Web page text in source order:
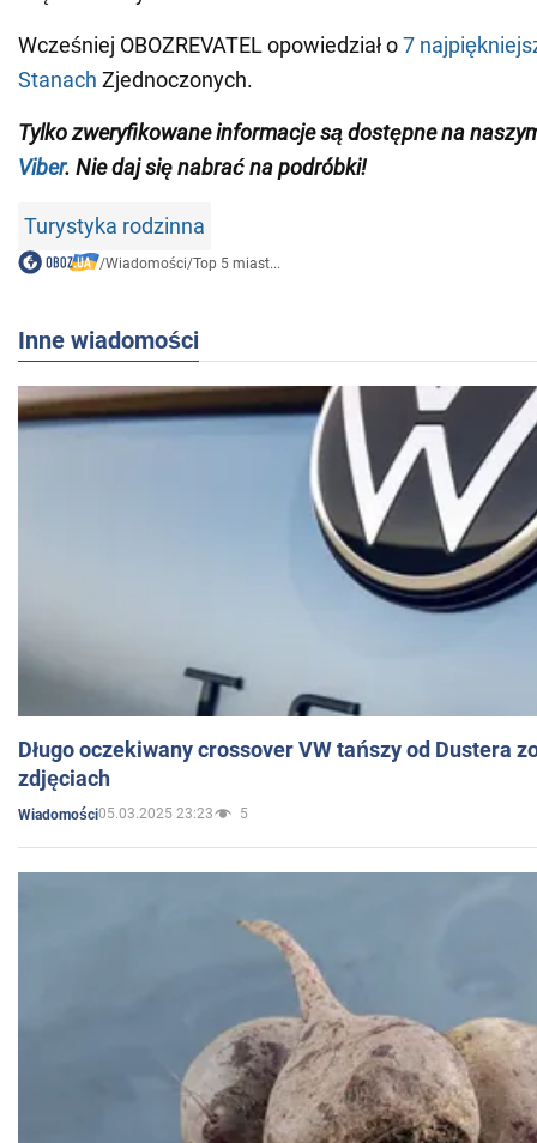
Wcześniej OBOZREVATEL opowiedział o7
Stanach Zjednoczonych.
Tylko zweryfikowane informacje są dostępne na
Viber. Nie daj się nabrać na podróbki!
Turystyka rodzinna
/Wiadomości/Top 5 miast...
Inne wiadomości
Długo oczekiwany crossover VW tańszy od Dustera
zdjęciach
Wiadomości05.03.2025 23:23 5